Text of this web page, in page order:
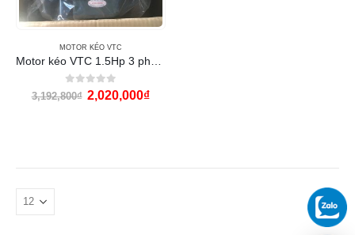
MOTOR KÉO VTC
0out of 5
3,192,800₫ 2,020,000₫